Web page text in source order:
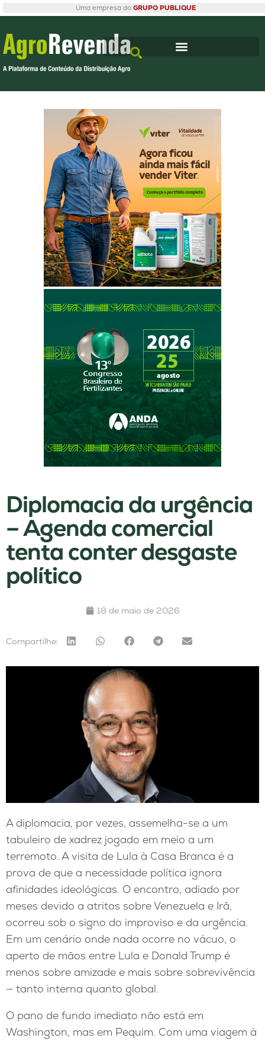
Uma empresa do GRUPO PUBLIQUE
Diplomacia da urgência
– Agenda comercial
tenta conter desgaste
político
18 de maio de 2026
Compartilhe:
A diplomacia, por vezes, assemelha-se a um
tabuleiro de xadrez jogado em meio a um
terremoto. A visita de Lula à Casa Branca é a
prova de que a necessidade política ignora
afinidades ideológicas. O encontro, adiado por
meses devido a atritos sobre Venezuela e Irã,
ocorreu sob o signo do improviso e da urgência.
Em um cenário onde nada ocorre no vácuo, o
aperto de mãos entre Lula e Donald Trump é
menos sobre amizade e mais sobre sobrevivência
— tanto interna quanto global.
O pano de fundo imediato não está em
Washington, mas em Pequim. Com uma viagem à